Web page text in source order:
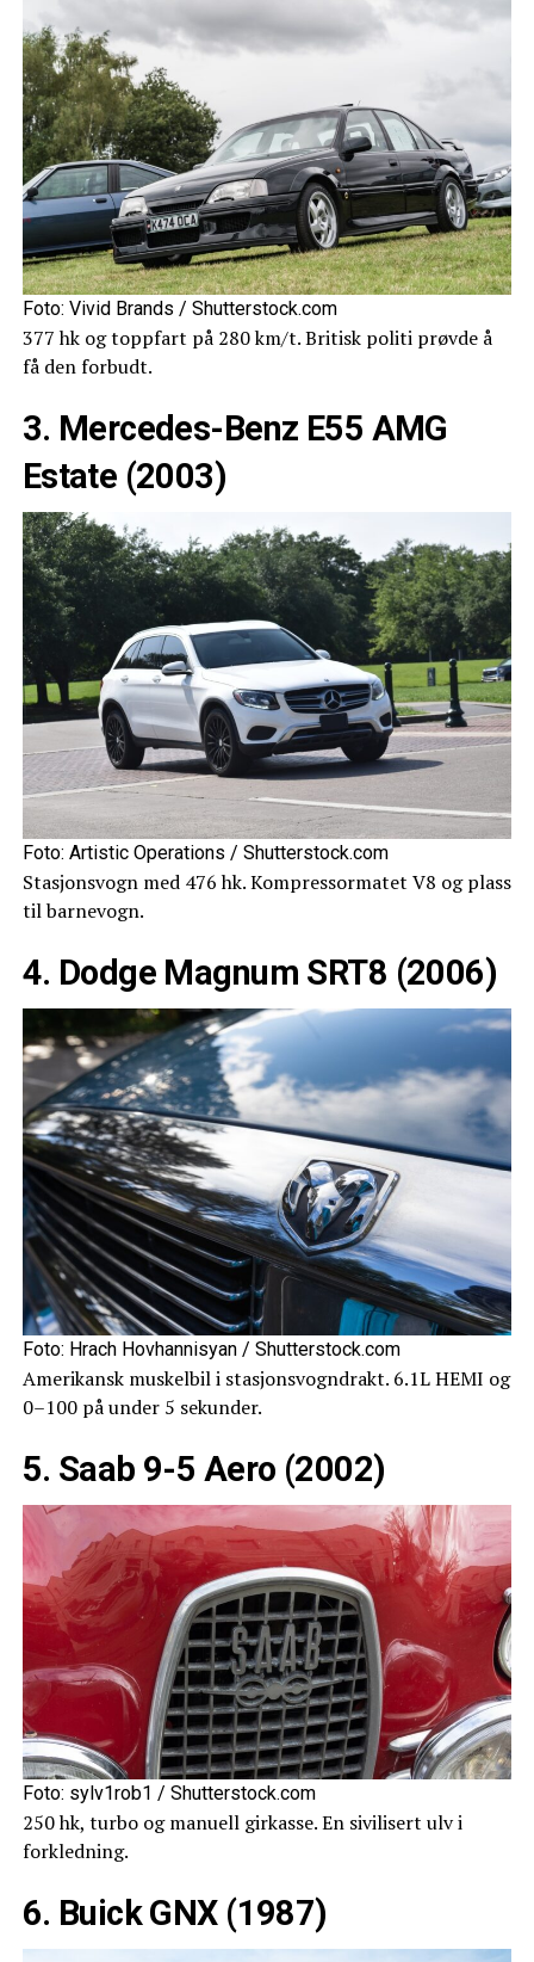
Foto: Vivid Brands / Shutterstock.com
377 hk og toppfart på 280 km/t. Britisk politi prøvde å
få den forbudt.
3. Mercedes-Benz E55 AMG
Estate (2003)
Foto: Artistic Operations / Shutterstock.com
Stasjonsvogn med 476 hk. Kompressormatet V8 og plass
til barnevogn.
4. Dodge Magnum SRT8 (2006)
Foto: Hrach Hovhannisyan / Shutterstock.com
Amerikansk muskelbil i stasjonsvogndrakt. 6.1L HEMI og
0–100 på under 5 sekunder.
5. Saab 9-5 Aero (2002)
Foto: sylv1rob1 / Shutterstock.com
250 hk, turbo og manuell girkasse. En sivilisert ulv i
forkledning.
6. Buick GNX (1987)